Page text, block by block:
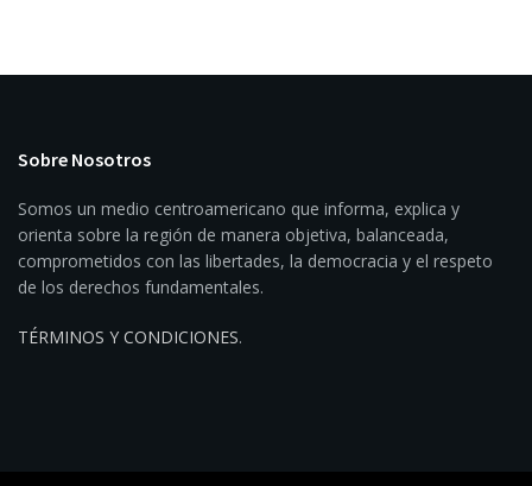
Sobre Nosotros
Somos un medio centroamericano que informa, explica y
orienta sobre la región de manera objetiva, balanceada,
comprometidos con las libertades, la democracia y el respeto
de los derechos fundamentales.
TÉRMINOS Y CONDICIONES.